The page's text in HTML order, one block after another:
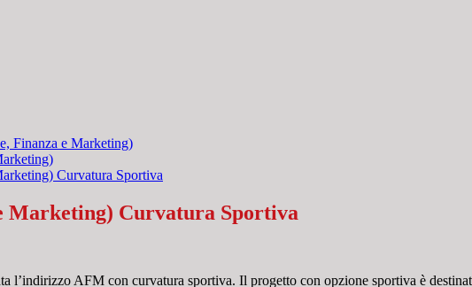
Finanza e Marketing)
Curvatura Sportiva
Marketing) Curvatura Sportiva
l’indirizzo AFM con curvatura sportiva. Il progetto con opzione sportiva è